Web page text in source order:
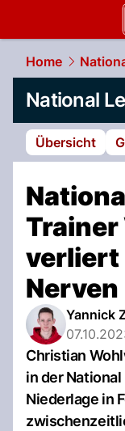
Home
National
Übersicht
verliert
Nerven
Yannick
Christian
in der
Niederlage in